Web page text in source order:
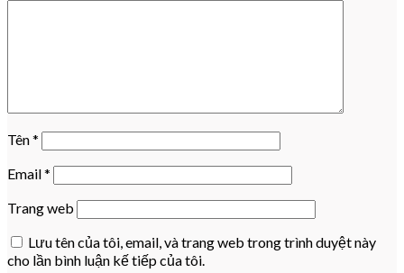
Tên*
Email*
Trang web
Lưu tên của tôi, email, và trang web trong trình duyệt này
cho lần bình luận kế tiếp của tôi.